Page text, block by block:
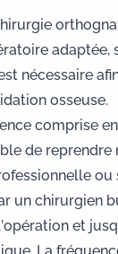
adaptée,
nécessaire
osseuse.
comprise
de
ou
unchirurgien
et
La